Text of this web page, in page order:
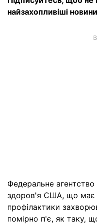
найзахопливіші новини
Федеральне
здоров'я США, що має
профілактики
помірно п'є, як таку,